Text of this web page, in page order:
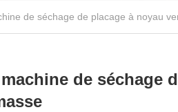
de séchage de placage à noyau
de séchage